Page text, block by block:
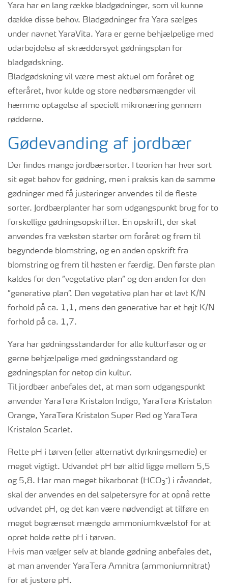
Yara har en lang række bladgødninger, som vil kunne
dække disse behov. Bladgødninger fra Yara sælges
under navnet YaraVita. Yara er gerne behjælpelige med
udarbejdelse af skræddersyet gødningsplan for
bladgødskning.
Bladgødskning vil være mest aktuel om foråret og
efteråret, hvor kulde og store nedbørsmængder vil
hæmme optagelse af specielt mikronæring gennem
rødderne.
Gødevanding af jordbær
Der findes mange jordbærsorter. I teorien har hver sort
sit eget behov for gødning, men i praksis kan de samme
gødninger med få justeringer anvendes til de fleste
sorter. Jordbærplanter har som udgangspunkt brug for to
forskellige gødningsopskrifter. En opskrift, der skal
anvendes fra væksten starter om foråret og frem til
begyndende blomstring, og en anden opskrift fra
blomstring og frem til høsten er færdig. Den første plan
kaldes for den ”vegetative plan” og den anden for den
”generative plan”. Den vegetative plan har et lavt K/N
forhold på ca. 1,1, mens den generative har et højt K/N
forhold på ca. 1,7.
Yara har gødningsstandarder for alle kulturfaser og er
gerne behjælpelige med gødningsstandard og
gødningsplan for netop din kultur.
Til jordbær anbefales det, at man som udgangspunkt
anvender YaraTera Kristalon Indigo, YaraTera Kristalon
Orange, YaraTera Kristalon Super Red og YaraTera
Kristalon Scarlet.
Rette pH i tørven (eller alternativt dyrkningsmedie) er
meget vigtigt. Udvandet pH bør altid ligge mellem 5,5
og 5,8. Har man meget bikarbonat (HCO3
-) i råvandet,
skal der anvendes en del salpetersyre for at opnå rette
udvandet pH, og det kan være nødvendigt at tilføre en
meget begrænset mængde ammoniumkvælstof for at
opret holde rette pH i tørven.
Hvis man vælger selv at blande gødning anbefales det,
at man anvender YaraTera Amnitra (ammoniumnitrat)
for at justere pH.